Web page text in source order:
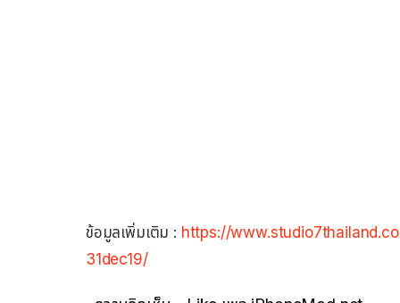
ข้อมูลเพิ่มเติม : https://
31dec19/